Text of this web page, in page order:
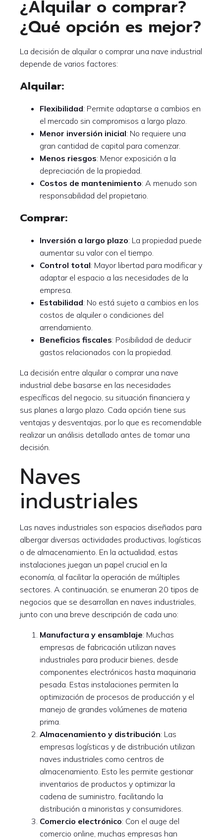
¿Alquilar o comprar?
¿Qué opción es mejor?
La decisión de alquilar o comprar una nave industrial
depende de varios factores:
Alquilar:
Flexibilidad: Permite adaptarse a cambios en
el mercado sin compromisos a largo plazo.
Menor inversión inicial: No requiere una
gran cantidad de capital para comenzar.
Menos riesgos: Menor exposición a la
depreciación de la propiedad.
Costos de mantenimiento: A menudo son
responsabilidad del propietario.
Comprar:
Inversión a largo plazo: La propiedad puede
aumentar su valor con el tiempo.
Control total: Mayor libertad para modificar y
adaptar el espacio a las necesidades de la
empresa.
Estabilidad: No está sujeto a cambios en los
costos de alquiler o condiciones del
arrendamiento.
Beneficios fiscales: Posibilidad de deducir
gastos relacionados con la propiedad.
La decisión entre alquilar o comprar una nave
industrial debe basarse en las necesidades
específicas del negocio, su situación financiera y
sus planes a largo plazo. Cada opción tiene sus
ventajas y desventajas, por lo que es recomendable
realizar un análisis detallado antes de tomar una
decisión.
Naves
industriales
Las naves industriales son espacios diseñados para
albergar diversas actividades productivas, logísticas
o de almacenamiento. En la actualidad, estas
instalaciones juegan un papel crucial en la
economía, al facilitar la operación de múltiples
sectores. A continuación, se enumeran 20 tipos de
negocios que se desarrollan en naves industriales,
junto con una breve descripción de cada uno:
Manufactura y ensamblaje: Muchas
empresas de fabricación utilizan naves
industriales para producir bienes, desde
componentes electrónicos hasta maquinaria
pesada. Estas instalaciones permiten la
optimización de procesos de producción y el
manejo de grandes volúmenes de materia
prima.
Almacenamiento y distribución: Las
empresas logísticas y de distribución utilizan
naves industriales como centros de
almacenamiento. Esto les permite gestionar
inventarios de productos y optimizar la
cadena de suministro, facilitando la
distribución a minoristas y consumidores.
Comercio electrónico: Con el auge del
comercio online, muchas empresas han